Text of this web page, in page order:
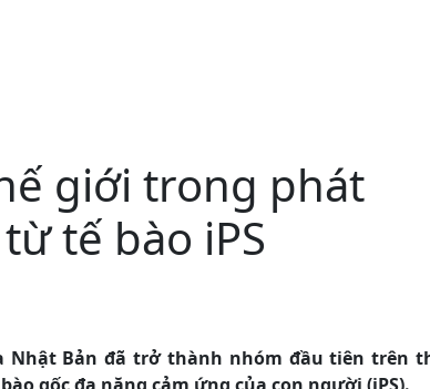
giới trong phát
tế bào iPS
Nhật Bản đã trở thành nhóm đầu tiên trên